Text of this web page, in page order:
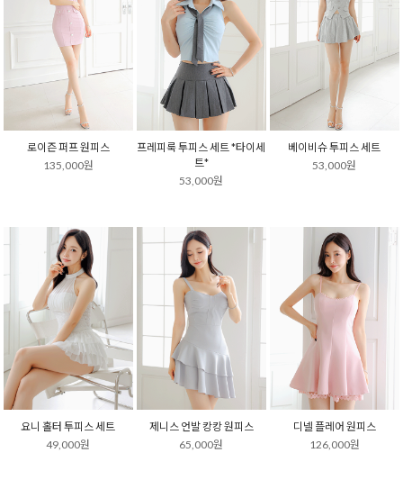
로이즌 퍼프 원피스
135,000원
프레피룩 투피스 세트 *타이세
트*
53,000원
베이비슈 투피스 세트
53,000원
요니 홀터 투피스 세트
49,000원
제니스 언발 캉캉 원피스
65,000원
디넬 플레어 원피스
126,000원